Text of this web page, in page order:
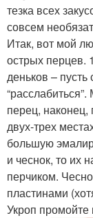
тезка всех
совсем
Итак, вот мой
острых перцев.
деньков –
перец, наконец,
двух-трех
большую
и чеснок, то их
перчиком.
пластинами
Укроп промойте